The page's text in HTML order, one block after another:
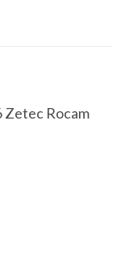
Zetec Rocam